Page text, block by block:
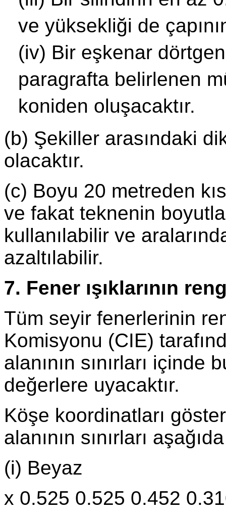
ve yüksekliği de
(iv) Bir eşkenar
paragrafta belirlenen
koniden oluşacaktır.
(b) Şekiller arasındaki
olacaktır.
(c) Boyu 20 metreden
ve fakat teknenin
kullanılabilir ve
azaltılabilir.
7. Fener ışıklarının
Tüm seyir fenerlerinin
Komisyonu (CIE)
alanının sınırları içinde
değerlere uyacaktır.
Köşe koordinatları
alanının sınırları
(i) Beyaz
x 0.525 0.525 0.452